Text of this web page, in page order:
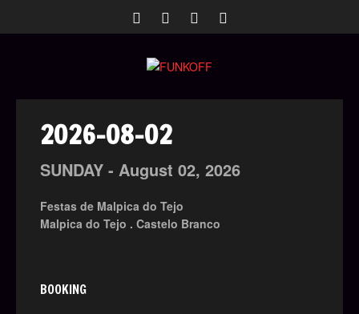
2026-08-02
SUNDAY - August 02, 2026
Festas de Malpica do Tejo
Malpica do Tejo . Castelo Branco
BOOKING